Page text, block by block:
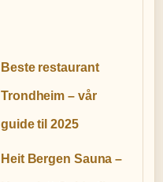
Beste restaurant
Trondheim – vår
guide til 2025
Heit Bergen Sauna –